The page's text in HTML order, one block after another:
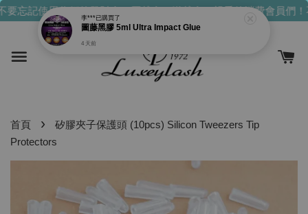
忘記使用你們的發財金！買越多，送越多！親愛的消費會員們！
首頁 ›
矽膠夾子保護頭 (10pcs) Silicon Tweezers Tip
Protectors
李***已購買了
圖藤黑膠 5ml Ultra Impact Glue
4 天前